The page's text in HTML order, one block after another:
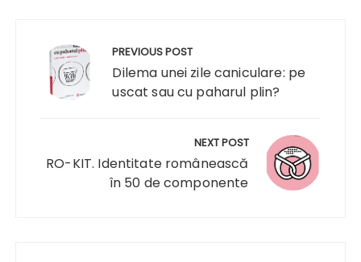
articole
PREVIOUS POST
Dilema unei zile caniculare: pe
uscat sau cu paharul plin?
NEXT POST
RO-KIT. Identitate românească
în 50 de componente